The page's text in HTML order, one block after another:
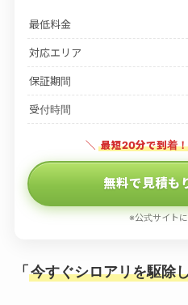
最低料金
対応エリア
保証期間
受付時間
＼ 最短20分で到着
無料で見積も
※公式サイト
「 今すぐシロアリを駆除